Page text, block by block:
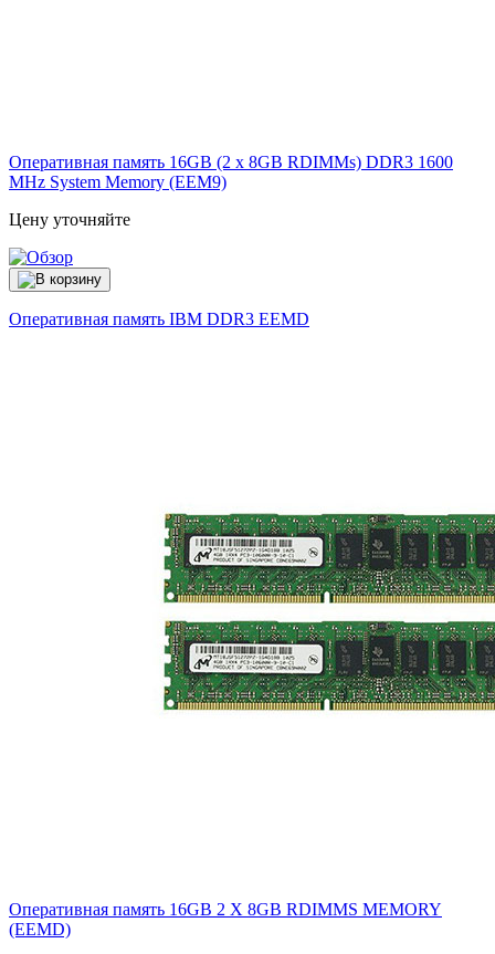
Оперативная память 16GB (2 x 8GB RDIMMs) DDR3 1600
MHz System Memory (EEM9)
Цену уточняйте
Оперативная память IBM DDR3 EEMD
Оперативная память 16GB 2 X 8GB RDIMMS MEMORY
(EEMD)